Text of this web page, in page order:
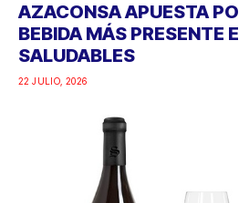
AZACONSA APUESTA
BEBIDA MÁS PRESENTE
SALUDABLES
22 JULIO, 2026